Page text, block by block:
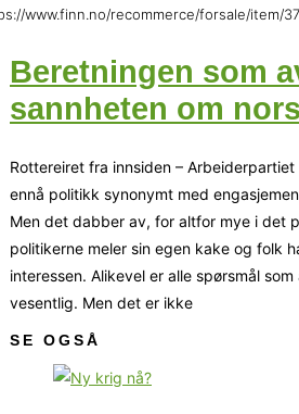
www.finn.no/recommerce/forsale/item/
Beretningen som
sannheten om
Rottereiret fra innsiden –
ennå politikk synonymt med
Men det dabber av, for altfor mye i det
politikerne meler sin egen kake og folk
interessen. Alikevel er alle spørsmål
vesentlig. Men det er ikke
SE OGSÅ